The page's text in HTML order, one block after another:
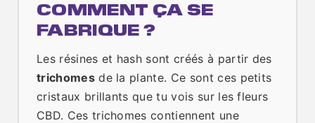
COMMENT ÇA SE
FABRIQUE ?
Les résines et hash sont créés à partir des
trichomesde la plante. Ce sont ces petits
cristaux brillants que tu vois sur les fleurs
CBD. Ces trichomes contiennent une